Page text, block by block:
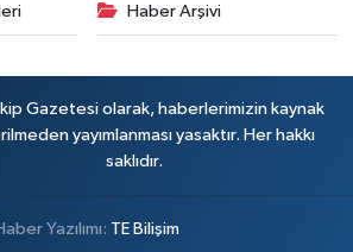
Haber Arşivi
Gazetesi olarak, haberlerimizin kaynak
yayımlanması yasaktır. Her hakkı
saklıdır.
Yazılımı: TE Bilişim